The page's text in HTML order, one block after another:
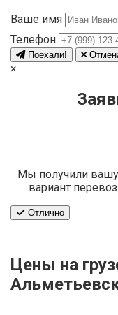
Ваше имя
Телефон
Поехали!
×
Мы получили
вариант
Отлично
Цены на